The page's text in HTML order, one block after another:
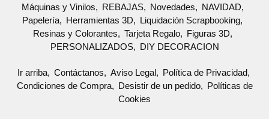
Máquinas y Vinilos
REBAJAS Novedades
NAVIDAD
Papelería
Herramientas 3D
Liquidación Scrapbooking
Resinas y Colorantes
Tarjeta Regalo
Figuras 3D
PERSONALIZADOS
DIY DECORACION
Ir arriba Contáctanos Aviso Legal
Política de Privacidad
Condiciones de Compra
Desistir de un pedido
Políticas de
Cookies